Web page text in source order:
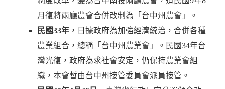
月復將兩廳農會合併改制為「台中州農會」。
民國33年，日據政府為加強經濟統治，合併各種
農業組合，總稱「台中州農業會」。民國34年台
灣光復，政府為求社會安定，仍保持農業會組
織，本會暫由台中州接管委員會派員接管。